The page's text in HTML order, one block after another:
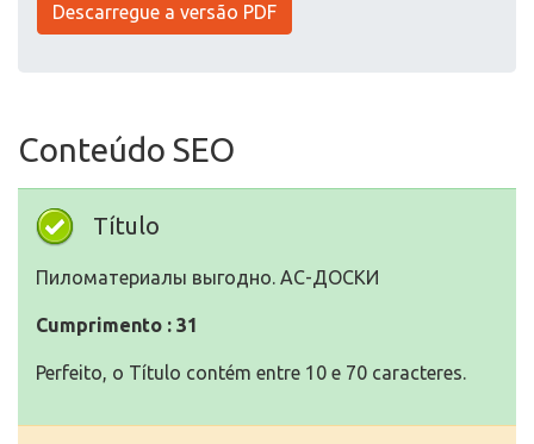
Descarregue a versão PDF
Conteúdo SEO
Título
Пиломатериалы выгодно. АС-ДОСКИ
Cumprimento : 31
Perfeito, o Título contém entre 10 e 70 caracteres.